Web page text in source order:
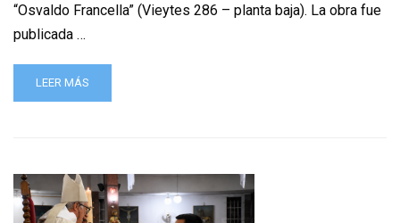
“Osvaldo Francella” (Vieytes 286 – planta baja). La obra fue
publicada …
LEER MÁS